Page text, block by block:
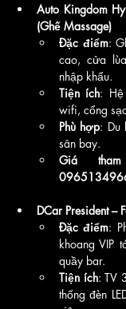
Auto Kingdom
(Ghế Massage)
Đặc điểm:
cao, cửa
nhập khẩu.
Tiện ích: Hệ
wifi, cổng sạc
Phù hợp: Du
sân bay.
Giá
DCar President –
Đặc điểm:
khoang VIP
quầy bar.
Tiện ích: TV
thống đèn